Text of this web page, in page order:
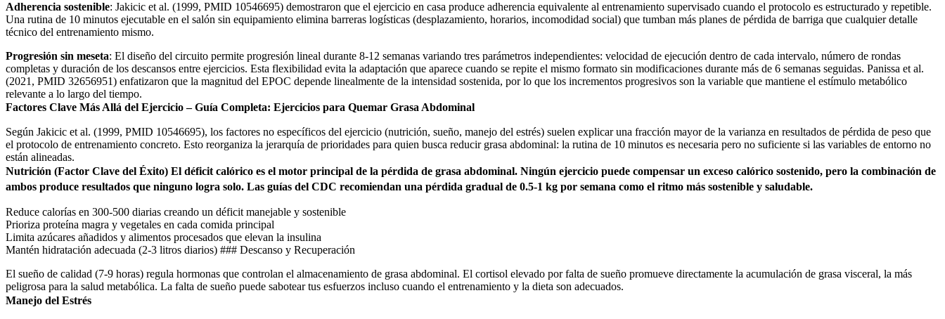
Adherencia sostenible: Jakicic et al. (1999, PMID 10546695) demostraron que el ejercicio en casa produce adherencia equivalente al entrenamiento supervisado cuando el protocolo es estructurado y repetible.
Una rutina de 10 minutos ejecutable en el salón sin equipamiento elimina barreras logísticas (desplazamiento, horarios, incomodidad social) que tumban más planes de pérdida de barriga que cualquier detalle
técnico del entrenamiento mismo.
Progresión sin meseta: El diseño del circuito permite progresión lineal durante 8-12 semanas variando tres parámetros independientes: velocidad de ejecución dentro de cada intervalo, número de rondas
completas y duración de los descansos entre ejercicios. Esta flexibilidad evita la adaptación que aparece cuando se repite el mismo formato sin modificaciones durante más de 6 semanas seguidas. Panissa et al.
(2021, PMID 32656951) enfatizaron que la magnitud del EPOC depende linealmente de la intensidad sostenida, por lo que los incrementos progresivos son la variable que mantiene el estímulo metabólico
relevante a lo largo del tiempo.
Factores Clave Más Allá del Ejercicio – Guía Completa: Ejercicios para Quemar Grasa Abdominal
Según Jakicic et al. (1999, PMID 10546695), los factores no específicos del ejercicio (nutrición, sueño, manejo del estrés) suelen explicar una fracción mayor de la varianza en resultados de pérdida de peso que
el protocolo de entrenamiento concreto. Esto reorganiza la jerarquía de prioridades para quien busca reducir grasa abdominal: la rutina de 10 minutos es necesaria pero no suficiente si las variables de entorno no
están alineadas.
Nutrición (Factor Clave del Éxito) El déficit calórico es el motor principal de la pérdida de grasa abdominal. Ningún ejercicio puede compensar un exceso calórico sostenido, pero la combinación de
ambos produce resultados que ninguno logra solo. Las guías del CDC recomiendan una pérdida gradual de 0.5-1 kg por semana como el ritmo más sostenible y saludable.
Reduce calorías en 300-500 diarias creando un déficit manejable y sostenible
Prioriza proteína magra y vegetales en cada comida principal
Limita azúcares añadidos y alimentos procesados que elevan la insulina
Mantén hidratación adecuada (2-3 litros diarios) ### Descanso y Recuperación
El sueño de calidad (7-9 horas) regula hormonas que controlan el almacenamiento de grasa abdominal. El cortisol elevado por falta de sueño promueve directamente la acumulación de grasa visceral, la más
peligrosa para la salud metabólica. La falta de sueño puede sabotear tus esfuerzos incluso cuando el entrenamiento y la dieta son adecuados.
Manejo del Estrés